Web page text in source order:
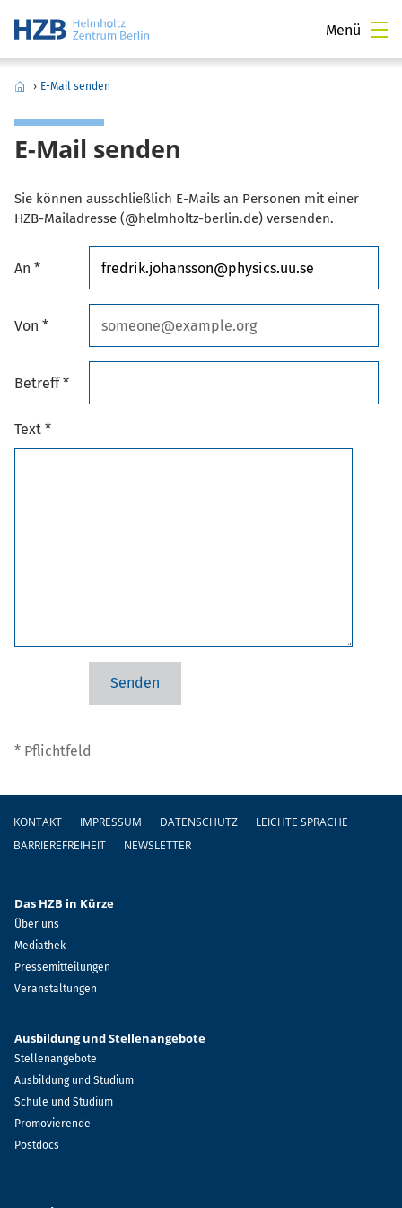
Menü
› E-Mail senden
E-Mail senden
Sie können ausschließlich E-Mails an Personen mit einer
HZB-Mailadresse (@helmholtz-berlin.de) versenden.
An *
Von *
Betreff *
Text *
* Pflichtfeld
Fußzeile
KONTAKT IMPRESSUM DATENSCHUTZ
LEICHTE SPRACHE
BARRIEREFREIHEIT
NEWSLETTER
Das HZB in Kürze
Über uns
Mediathek
Pressemitteilungen
Veranstaltungen
Ausbildung und Stellenangebote
Stellenangebote
Ausbildung und Studium
Schule und Studium
Promovierende
Postdocs